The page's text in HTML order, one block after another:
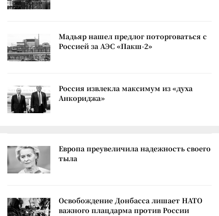
Мадьяр нашел предлог поторговаться с
Россией за АЭС «Пакш-2»
Россия извлекла максимум из «духа
Анкориджа»
Европа преувеличила надежность своего
тыла
Освобождение Донбасса лишает НАТО
важного плацдарма против России